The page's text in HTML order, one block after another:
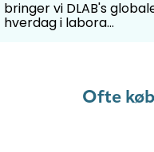
bringer vi DLAB's
hverdag i labora...
Ofte